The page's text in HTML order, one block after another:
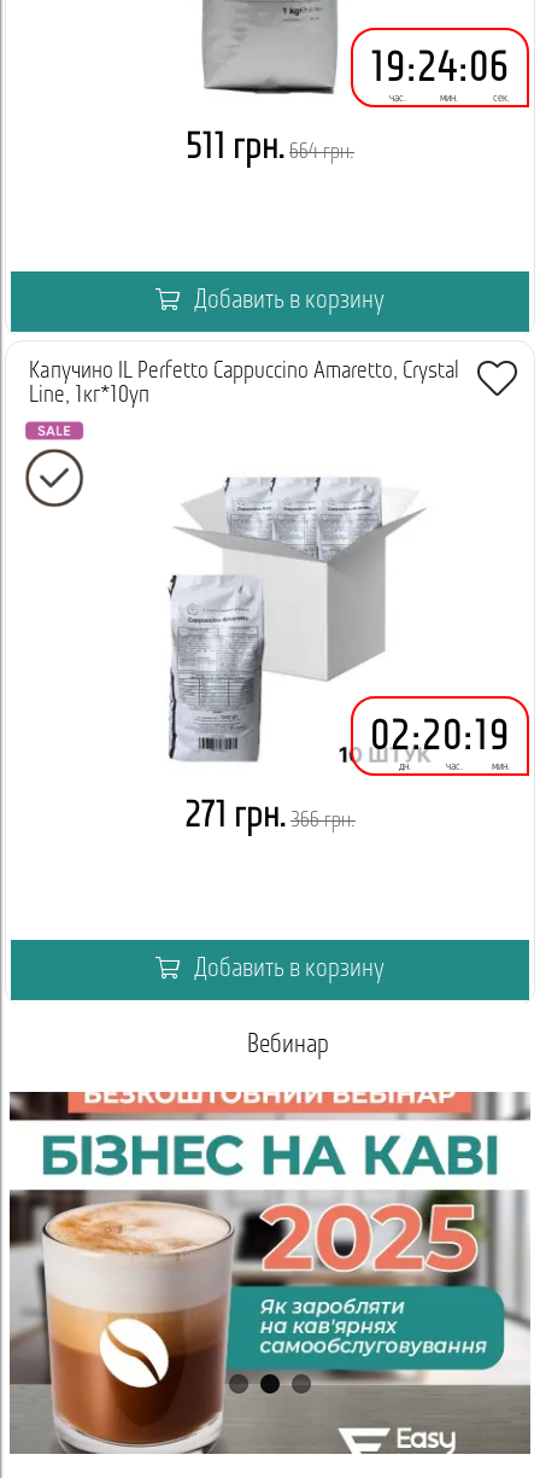
19
час.
:24
мин.
:06
сек.
511 грн. 664 грн.
Добавить в корзину
Капучино IL Perfetto Cappuccino Amaretto, Crystal
Line, 1кг*10уп
02
дн.
:20
час.
: 19
мин.
271 грн. 366 грн.
Добавить в корзину
Вебинар